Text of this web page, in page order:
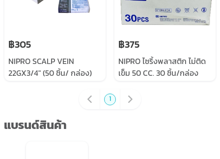
฿305
NIPRO SCALP VEIN
22GX3/4" (50 ชิ้น/ กล่อง)
฿375
NIPRO ไซริ้งพลาสติก ไม่ติด
เข็ม 50 CC. 30 ชิ้น/กล่อง
1
แบรนด์สินค้า